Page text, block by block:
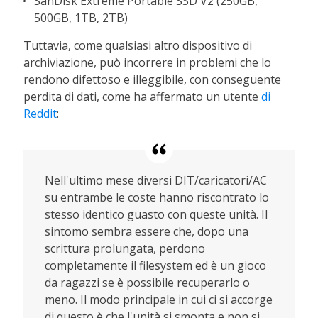
500GB, 1TB, 2TB)
Tuttavia, come qualsiasi altro dispositivo di
archiviazione, può incorrere in problemi che lo
rendono difettoso e illeggibile, con conseguente
perdita di dati, come ha affermato un utentedi
Reddit:
Nell'ultimo mese diversi DIT/caricatori/AC
su entrambe le coste hanno riscontrato lo
stesso identico guasto con queste unità. Il
sintomo sembra essere che, dopo una
scrittura prolungata, perdono
completamente il filesystem ed è un gioco
da ragazzi se è possibile recuperarlo o
meno. Il modo principale in cui ci si accorge